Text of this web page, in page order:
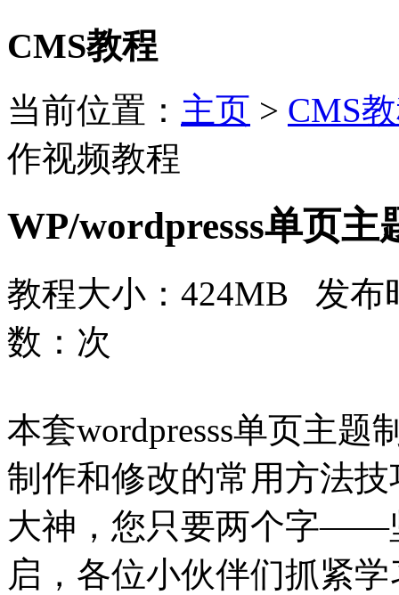
CMS教程
当前位置： 主页 > CMS
作视频教程
WP/wordpresss单页主
教程大小：424MB 发
数： 次
本套wordpresss单页主
制作和修改的常用方法
大神，您只要两个字——
启，各位小伙伴们抓紧